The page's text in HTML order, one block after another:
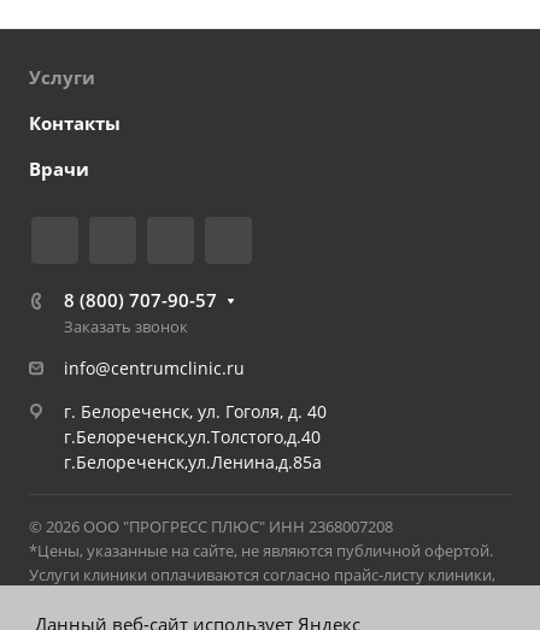
Услуги
Контакты
Врачи
8 (800) 707-90-57
Заказать звонок
info@centrumclinic.ru
г. Белореченск, ул. Гоголя, д. 40
г.Белореченск,ул.Толстого,д.40
г.Белореченск,ул.Ленина,д.85а
© 2026 ООО "ПРОГРЕСС ПЛЮС" ИНН 2368007208
*Цены, указанные на сайте, не являются публичной офертой.
Услуги клиники оплачиваются согласно прайс-листу клиники,
прайс-листом можно ознакомиться в клинике на стойке
Данный веб-сайт использует Яндекс